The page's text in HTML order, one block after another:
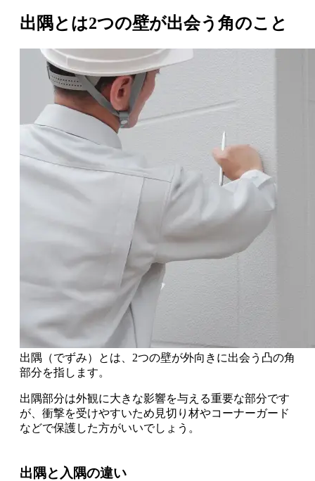
出隅とは2つの壁が出会う角のこと
出隅（でずみ）とは、2つの壁が外向きに出会う凸の角
部分を指します。
出隅部分は外観に大きな影響を与える重要な部分です
が、 衝撃を受けやすいため見切り材やコーナーガード
などで保護した方がいいでしょう。
出隅と入隅の違い